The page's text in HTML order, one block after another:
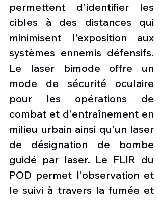
permettent d'identifier les
cibles à des distances qui
minimisent l'exposition aux
systèmes ennemis défensifs.
Le laser bimode offre un
mode de sécurité oculaire
pour les opérations de
combat et d'entraînement en
milieu urbain ainsi qu'un laser
de désignation de bombe
guidé par laser. Le FLIR du
POD permet l'observation et
le suivi à travers la fumée et